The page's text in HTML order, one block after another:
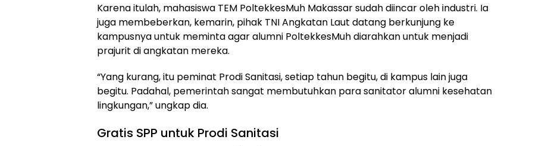
Karena itulah, mahasiswa TEM PoltekkesMuh Makassar sudah diincar oleh industri. Ia
juga membeberkan, kemarin, pihak TNI Angkatan Laut datang berkunjung ke
kampusnya untuk meminta agar alumni PoltekkesMuh diarahkan untuk menjadi
prajurit di angkatan mereka.
“Yang kurang, itu peminat Prodi Sanitasi, setiap tahun begitu, di kampus lain juga
begitu. Padahal, pemerintah sangat membutuhkan para sanitator alumni kesehatan
lingkungan,” ungkap dia.
Gratis SPP untuk Prodi Sanitasi